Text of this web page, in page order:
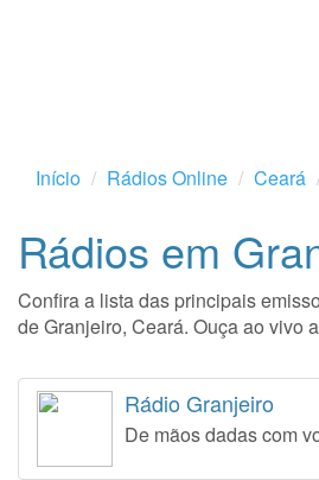
Início Rádios Online Ceará
Rádios em
Confira a lista das principais
de Granjeiro, Ceará. Ouça ao vivo
Rádio Granjeiro
De mãos dadas com